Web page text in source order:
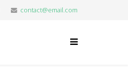
contact@email.com